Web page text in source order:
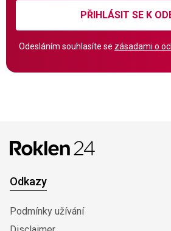
PŘIHLÁSIT SE K
Odesláním souhlasíte se zásadami o
Odkazy
Podmínky užívání